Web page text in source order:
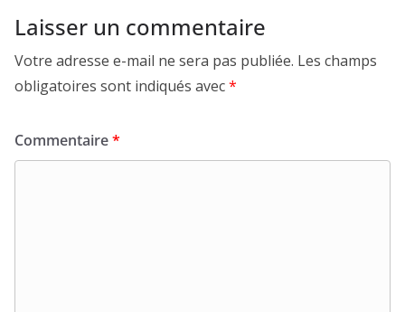
Laisser un commentaire
Votre adresse e-mail ne sera pas publiée. Les champs
obligatoires sont indiqués avec*
Commentaire*